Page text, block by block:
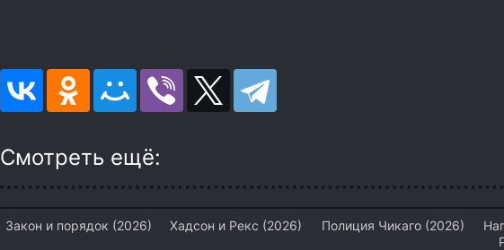
Смотреть ещё:
Закон и порядок (2026) Хадсон и Рекс (2026) Полиция Чикаго (2026)